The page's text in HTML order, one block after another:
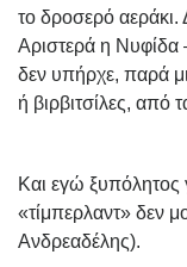
το δροσερό αεράκι.
Αριστερά η
δεν υπήρχε, παρά
ή βιρβιτσίλες, από
Και εγώ ξυπόλητος
«τίμπερλαντ» δεν
Ανδρεαδέλης).